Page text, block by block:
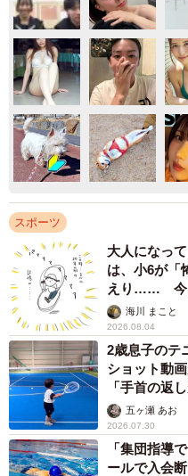
スポーツ
大人になっ
は、小6が「
えり…… 今
でいった」【
海川 まこと
2026.08.04
2歳息子のテ
ショット動
「手首の返
五ヶ瀬 あお
2026.07.30
「集団指導
ールで入会